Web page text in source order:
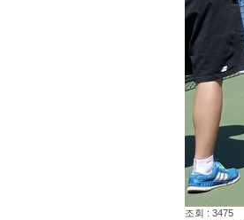
조회 : 3475